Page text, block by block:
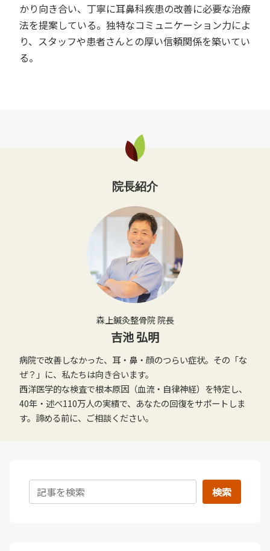
かり向き合い、丁寧に耳鼻科疾患の改善に必要な治療
法を提案している。独特なコミュニケーション力によ
り、スタッフや患者さんとの厚い信頼関係を築いてい
る。
院長紹介
森上鍼灸整骨院 院長
吉池 弘明
病院で改善しなかった、耳・鼻・顔のつらい症状。その「な
ぜ？」に、私たちは向き合います。
西洋医学的な検査で根本原因（血流・自律神経）を特定し、
40年・述べ110万人の実績で、あなたの回復をサポートしま
す。諦める前に、ご相談ください。
検索